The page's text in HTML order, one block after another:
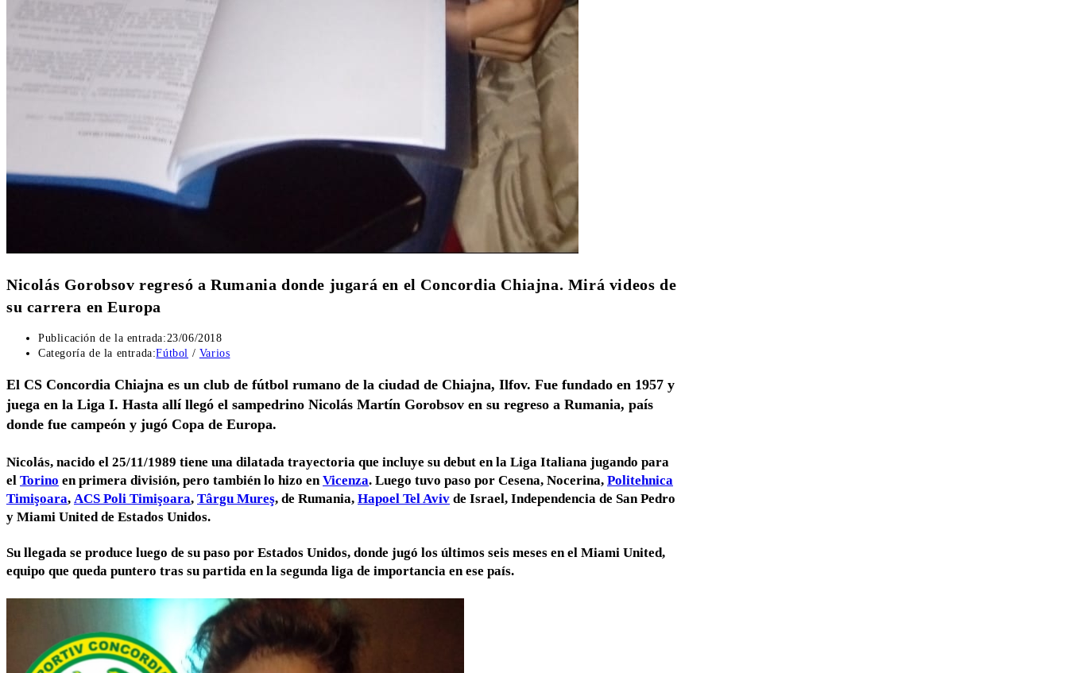
Nicolás Gorobsov regresó a Rumania donde jugará en el Concordia Chiajna. Mirá videos de
su carrera en Europa
Publicación de la entrada:23/06/2018
Categoría de la entrada:Fútbol / Varios
El CS Concordia Chiajna es un club de fútbol rumano de la ciudad de Chiajna, Ilfov. Fue fundado en 1957 y
juega en la Liga I. Hasta allí llegó el sampedrino Nicolás Martín Gorobsov en su regreso a Rumania, país
donde fue campeón y jugó Copa de Europa.
Nicolás, nacido el 25/11/1989 tiene una dilatada trayectoria que incluye su debut en la Liga Italiana jugando para
el Torino en primera división, pero también lo hizo en Vicenza. Luego tuvo paso por Cesena, Nocerina, Politehnica
Timişoara, ACS Poli Timişoara, Târgu Mureş, de Rumania, Hapoel Tel Aviv de Israel, Independencia de San Pedro
y Miami United de Estados Unidos.
Su llegada se produce luego de su paso por Estados Unidos, donde jugó los últimos seis meses en el Miami United,
equipo que queda puntero tras su partida en la segunda liga de importancia en ese país.